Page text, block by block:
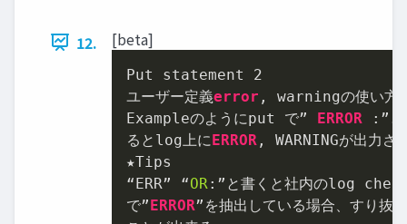
12. [beta]
Put statement 2
ユーザー定義error , warningの使い方
Exampleのようにput で” ERROR :”と
るとlog上にERROR , WARNINGが出力さ
★Tips
“ERR” “OR:”と書くと社内のlog
で”ERROR”を抽出している場合、すり抜